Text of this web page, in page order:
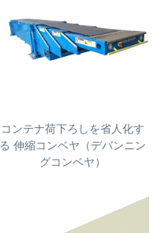
コンテナ荷下ろしを省人化す
る 伸縮コンベヤ（デバンニン
グコンベヤ）